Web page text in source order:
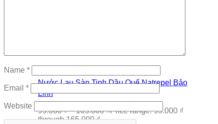
Nước Lau Sàn Tinh Dầu Quế Natrepel Bảo
Linh
99.000₫ – 165.000₫Price range: 99.000 ₫
through 165.000 ₫
Name *
Email *
Website